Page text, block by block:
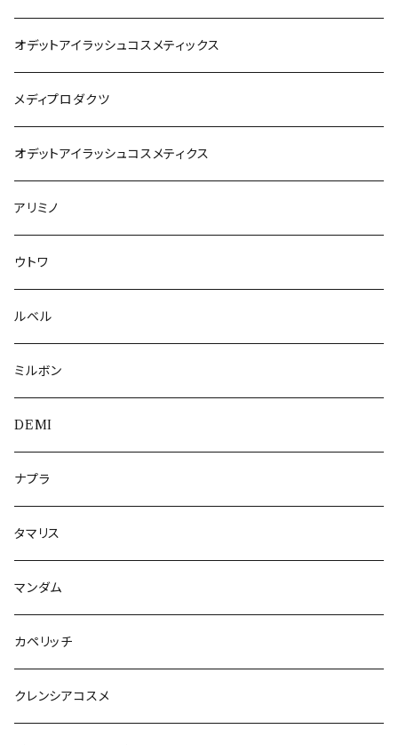
オデットアイラッシュコスメティックス
メディプロダクツ
オデットアイラッシュコスメティクス
アリミノ
ウトワ
ルベル
ミルボン
DEMI
ナプラ
タマリス
マンダム
カペリッチ
クレンシアコスメ